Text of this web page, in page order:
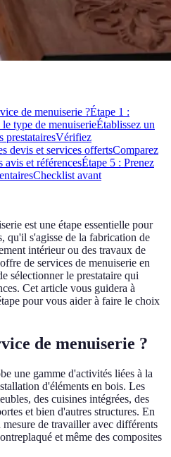
de menuiserie ?Étape 1 :
type de menuiserieÉtablissez un
prestatairesVérifiez
devis et services offertsComparez
avis et référencesÉtape 5 : Prenez
Checklist avant
est une étape essentielle pour
qu'il s'agisse de la fabrication de
intérieur ou des travaux de
de services de menuiserie en
sélectionner le prestataire qui
Cet article vous guidera à
pour vous aider à faire le choix
de menuiserie ?
une gamme d'activités liées à la
d'éléments en bois. Les
des cuisines intégrées, des
et bien d'autres structures. En
de travailler avec différents
et même des composites